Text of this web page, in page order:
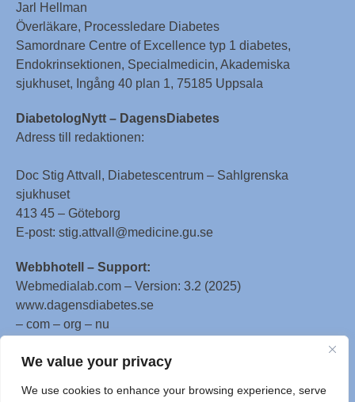
We value your privacy
We use cookies to enhance your browsing experience, serve
Jarl Hellman
Överläkare, Processledare Diabetes
Samordnare Centre of Excellence typ 1 diabetes,
Endokrinsektionen, Specialmedicin, Akademiska
sjukhuset, Ingång 40 plan 1, 75185 Uppsala
DiabetologNytt – DagensDiabetes
Adress till redaktionen:
Doc Stig Attvall, Diabetescentrum – Sahlgrenska
sjukhuset
413 45 – Göteborg
E-post: stig.attvall@medicine.gu.se
Webbhotell – Support:
Webmedialab.com – Version: 3.2 (2025)
www.dagensdiabetes.se
– com – org – nu
All material on this website
WebMD LLC. This website also contains material